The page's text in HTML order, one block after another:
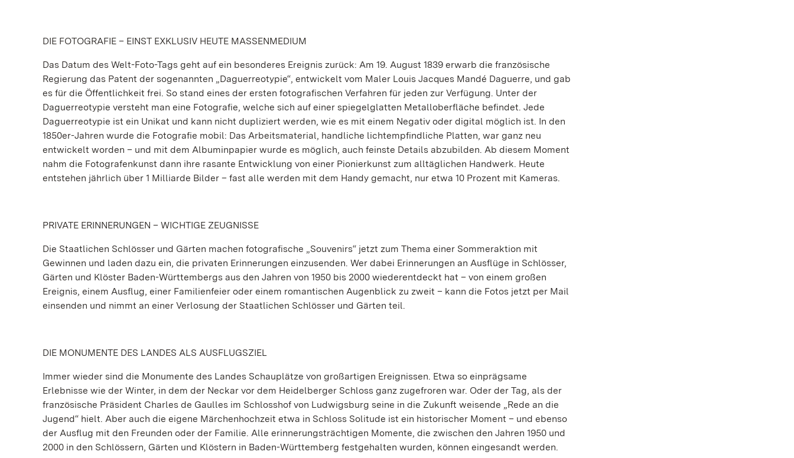
DIE FOTOGRAFIE – EINST EXKLUSIV HEUTE MASSENMEDIUM
Das Datum des Welt-Foto-Tags geht auf ein besonderes Ereignis zurück: Am 19. August 1839 erwarb die französische
Regierung das Patent der sogenannten „Daguerreotypie“, entwickelt vom Maler Louis Jacques Mandé Daguerre, und gab
es für die Öffentlichkeit frei. So stand eines der ersten fotografischen Verfahren für jeden zur Verfügung. Unter der
Daguerreotypie versteht man eine Fotografie, welche sich auf einer spiegelglatten Metalloberfläche befindet. Jede
Daguerreotypie ist ein Unikat und kann nicht dupliziert werden, wie es mit einem Negativ oder digital möglich ist. In den
1850er-Jahren wurde die Fotografie mobil: Das Arbeitsmaterial, handliche lichtempfindliche Platten, war ganz neu
entwickelt worden – und mit dem Albuminpapier wurde es möglich, auch feinste Details abzubilden. Ab diesem Moment
nahm die Fotografenkunst dann ihre rasante Entwicklung von einer Pionierkunst zum alltäglichen Handwerk. Heute
entstehen jährlich über 1 Milliarde Bilder – fast alle werden mit dem Handy gemacht, nur etwa 10 Prozent mit Kameras.
PRIVATE ERINNERUNGEN – WICHTIGE ZEUGNISSE
Die Staatlichen Schlösser und Gärten machen fotografische „Souvenirs“ jetzt zum Thema einer Sommeraktion mit
Gewinnen und laden dazu ein, die privaten Erinnerungen einzusenden. Wer dabei Erinnerungen an Ausflüge in Schlösser,
Gärten und Klöster Baden-Württembergs aus den Jahren von 1950 bis 2000 wiederentdeckt hat – von einem großen
Ereignis, einem Ausflug, einer Familienfeier oder einem romantischen Augenblick zu zweit – kann die Fotos jetzt per Mail
einsenden und nimmt an einer Verlosung der Staatlichen Schlösser und Gärten teil.
DIE MONUMENTE DES LANDES ALS AUSFLUGSZIEL
Immer wieder sind die Monumente des Landes Schauplätze von großartigen Ereignissen. Etwa so einprägsame
Erlebnisse wie der Winter, in dem der Neckar vor dem Heidelberger Schloss ganz zugefroren war. Oder der Tag, als der
französische Präsident Charles de Gaulles im Schlosshof von Ludwigsburg seine in die Zukunft weisende „Rede an die
Jugend“ hielt. Aber auch die eigene Märchenhochzeit etwa in Schloss Solitude ist ein historischer Moment – und ebenso
der Ausflug mit den Freunden oder der Familie. Alle erinnerungsträchtigen Momente, die zwischen den Jahren 1950 und
2000 in den Schlössern, Gärten und Klöstern in Baden-Württemberg festgehalten wurden, können eingesandt werden.